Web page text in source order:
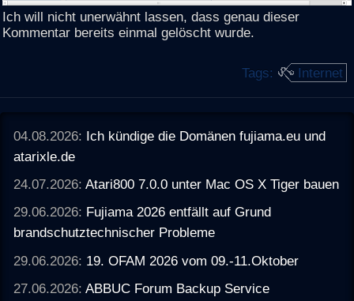
Ich will nicht unerwähnt lassen, dass genau dieser
Kommentar bereits einmal gelöscht wurde.
Tags: Internet
04.08.2026: Ich kündige die Domänen fujiama.eu und
atarixle.de
24.07.2026:Atari800 7.0.0 unter Mac OS X Tiger bauen
29.06.2026: Fujiama 2026 entfällt auf Grund
brandschutztechnischer Probleme
29.06.2026: 19. OFAM 2026 vom 09.-11.Oktober
27.06.2026:ABBUC Forum Backup Service